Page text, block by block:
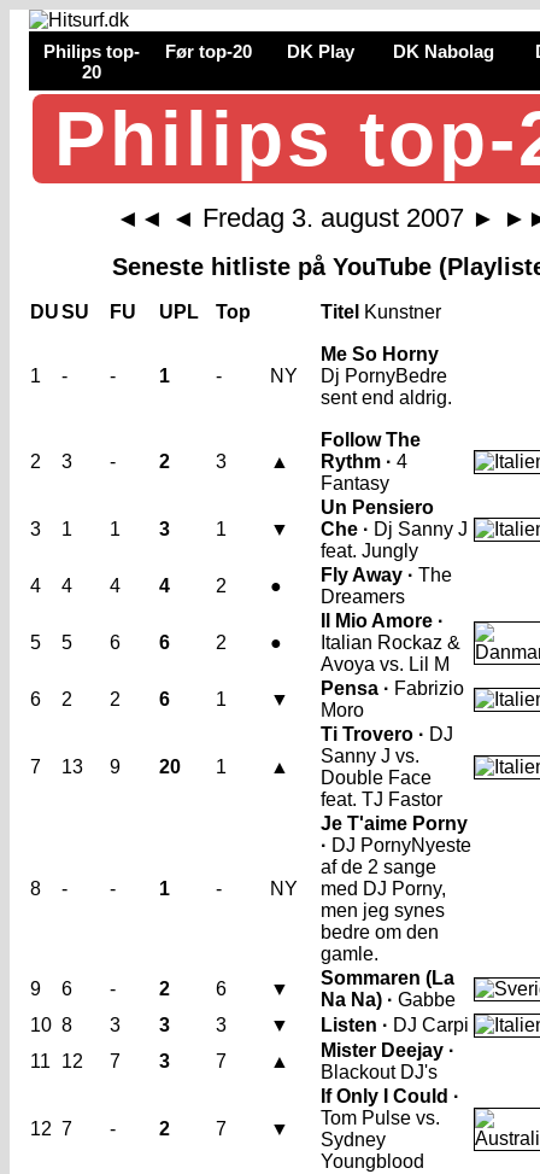
Philips top-
20
Før top-20 DK Play DK Nabolag
Philips top-
◄◄ ◄ Fredag 3. august 2007 ►
Seneste hitliste på YouTube
DUSU FU UPL Top Titel Kunstner
1 - - 1 - NY
Me So Horny
Dj PornyBedre
sent end aldrig.
2 3 - 2 3 ▲
Follow The
Rythm · 4
Fantasy
3 1 1 3 1 ▼
Un Pensiero
Che · Dj Sanny J
feat. Jungly
4
4 4 4 2 ●
Fly Away · The
Dreamers
5 5 6 6 2 ●
Il Mio Amore ·
Italian Rockaz &
Avoya vs. Lil M
6
2 2 6 1 ▼
Pensa · Fabrizio
Moro
7 13 9 20 1 ▲
Ti Trovero · DJ
Sanny J vs.
Double Face
feat. TJ Fastor
8 - - 1 - NY
Je T'aime Porny
· DJ PornyNyeste
af de 2 sange
med DJ Porny,
men jeg synes
bedre om den
gamle.
9
6 - 2 6 ▼
Sommaren (La
Na Na) · Gabbe
10 8 3 3 3 ▼ Listen · DJ Carpi
11
12 7 3 7 ▲
Mister Deejay ·
Blackout DJ's
12 7 - 2 7 ▼
If Only I Could ·
Tom Pulse vs.
Sydney
Youngblood